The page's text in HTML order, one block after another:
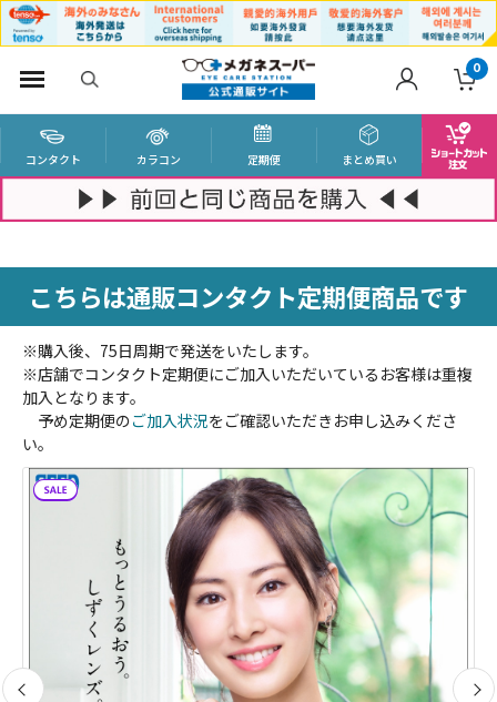
0
コンタクト カラコン 定期便 まとめ買い
こちらは通販コンタクト定期便商品です
※購入後、75日周期で発送をいたします。
※店舗でコンタクト定期便にご加入いただいているお客様は重複
加入となります。
予め定期便のご加入状況をご確認いただきお申し込みくださ
い。